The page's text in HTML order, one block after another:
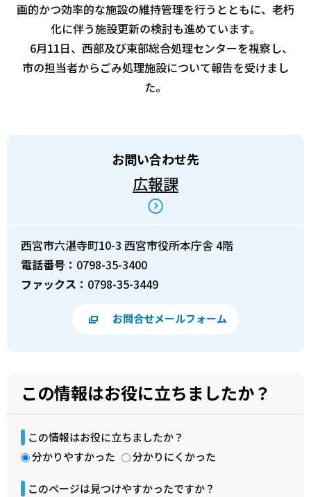
画的かつ効率的な施設の維持管理を行うとともに、老朽
化に伴う施設更新の検討も進めています。
6月11日、西部及び東部総合処理センターを視察し、
市の担当者からごみ処理施設について報告を受けまし
た。
お問い合わせ先
広報課
西宮市六湛寺町10-3 西宮市役所本庁舎 4階
電話番号： 0798-35-3400
ファックス： 0798-35-3449
お問合せメールフォーム
この情報はお役に立ちましたか？
この情報はお役に立ちましたか？
分かりやすかった
分かりにくかった
このページは見つけやすかったですか？